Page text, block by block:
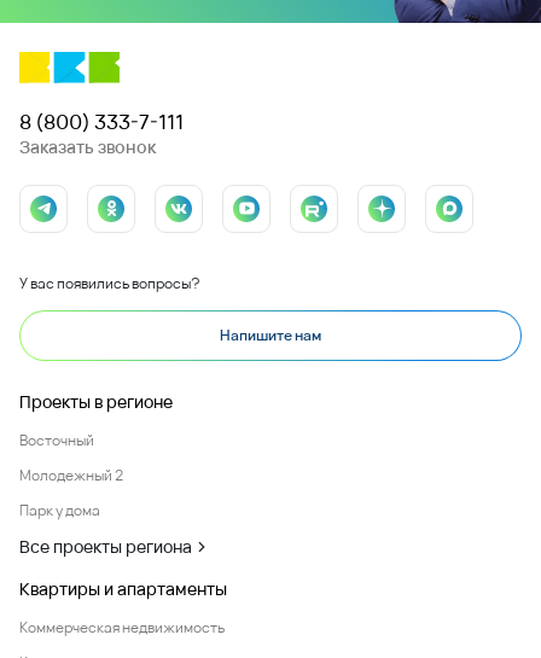
8 (800) 333-7-111
Заказать звонок
У вас появились вопросы?
Напишите нам
Проекты в регионе
Восточный
Молодежный 2
Парк у дома
Все проекты региона
Квартиры и апартаменты
Коммерческая недвижимость